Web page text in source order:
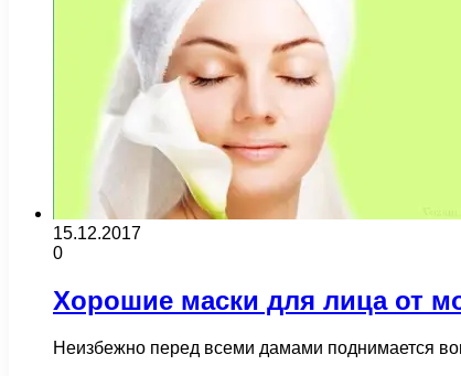
15.12.2017
0
Хорошие маски для лица от
Неизбежно перед всеми дамами поднимается